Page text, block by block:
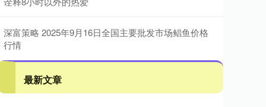
深富策略 2025年9月16日全国主要批发市场鲳鱼价格
行情
最新文章